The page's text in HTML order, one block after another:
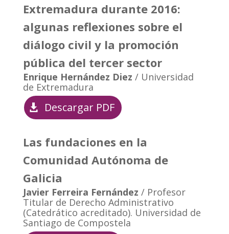
Extremadura durante 2016:
algunas reflexiones sobre el
diálogo civil y la promoción
pública del tercer sector
Enrique Hernández Diez / Universidad
de Extremadura
Descargar PDF
Las fundaciones en la
Comunidad Autónoma de
Galicia
Javier Ferreira Fernández / Profesor
Titular de Derecho Administrativo
(Catedrático acreditado). Universidad de
Santiago de Compostela